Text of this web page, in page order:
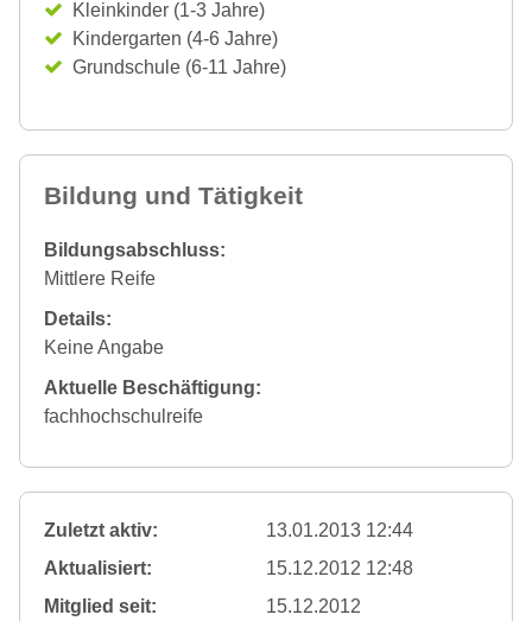
Kleinkinder (1-3 Jahre)
Kindergarten (4-6 Jahre)
Grundschule (6-11 Jahre)
Bildung und Tätigkeit
Bildungsabschluss:
Mittlere Reife
Details:
Keine Angabe
Aktuelle Beschäftigung:
fachhochschulreife
Zuletzt aktiv:
13.01.2013 12:44
Aktualisiert:
15.12.2012 12:48
Mitglied seit:
15.12.2012